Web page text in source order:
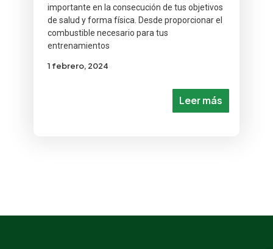
1 febrero, 2024
importante en la consecución de tus objetivos
de salud y forma física. Desde proporcionar el
combustible necesario para tus
entrenamientos
Leer más